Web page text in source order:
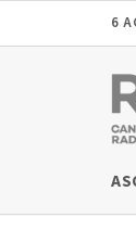
6